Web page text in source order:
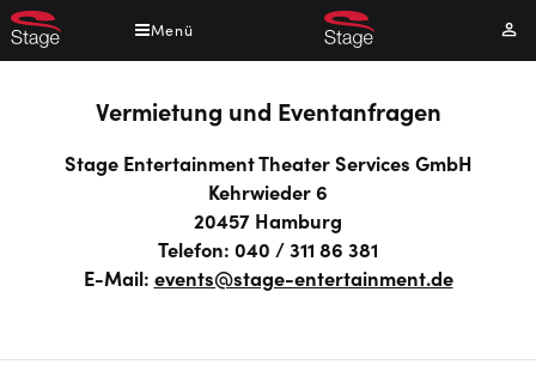
Direkt
zum
Menü
Vermietung und Eventanfragen
Stage Entertainment Theater Services GmbH
Kehrwieder 6
20457 Hamburg
Telefon: 040 / 311 86 381
E-Mail: events@stage-entertainment.de